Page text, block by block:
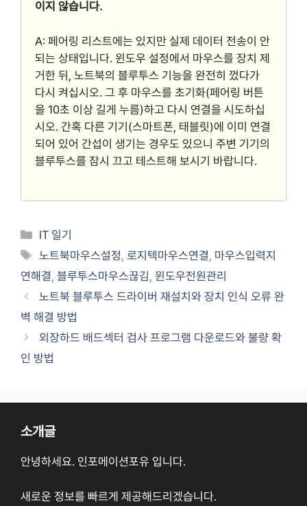
이지 않습니다.
A: 페어링 리스트에는 있지만 실제 데이터 전송이 안
되는 상태입니다. 윈도우 설정에서 마우스를 장치 제
거한 뒤, 노트북의 블루투스 기능을 완전히 껐다가
다시 켜십시오. 그 후 마우스를 초기화(페어링 버튼
을 10초 이상 길게 누름)하고 다시 연결을 시도하십
시오. 간혹 다른 기기(스마트폰, 태블릿)에 이미 연결
되어 있어 간섭이 생기는 경우도 있으니 주변 기기의
블루투스를 잠시 끄고 테스트해 보시기 바랍니다.
Categories
IT 일기
Tags
노트북마우스설정,로지텍마우스연결, 마우스입력지
연해결, 블루투스마우스끊김, 윈도우전원관리
노트북 블루투스 드라이버 재설치와 장치 인식 오류 완
벽 해결 방법
외장하드 배드섹터 검사 프로그램 다운로드와 불량 확
인 방법
소개글
안녕하세요. 인포메이션포유 입니다.
새로운 정보를 빠르게 제공해드리겠습니다.